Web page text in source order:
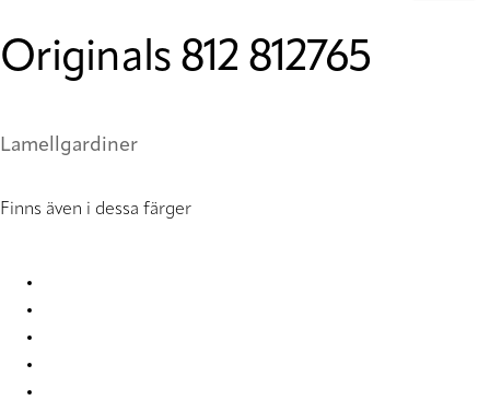
Originals 812 812765
Lamellgardiner
Finns även i dessa färger